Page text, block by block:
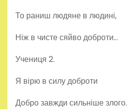
То раниш людяне в людині,
Ніж в чисте сяйво доброти…
Учениця 2.
Я вірю в силу доброти
Добро завжди сильніше злого.